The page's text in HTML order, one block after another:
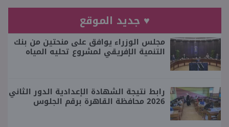
♥ جديد الموقع
مجلس الوزراء يوافق على منحتين من بنك
التنمية الإفريقي لمشروع تحليه المياه
رابط نتيجة الشهادة الإعدادية الدور الثاني
2026 محافظة القاهرة برقم الجلوس